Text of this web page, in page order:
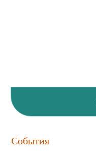
События